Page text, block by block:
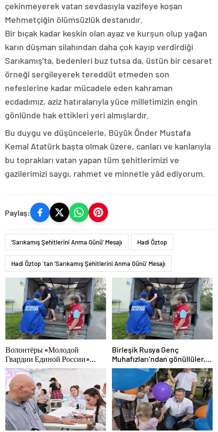
çekinmeyerek vatan sevdasıyla vazifeye koşan
Mehmetçiğin ölümsüzlük destanıdır.
Bir bıçak kadar keskin olan ayaz ve kurşun olup yağan
karın düşman silahından daha çok kayıp verdirdiği
Sarıkamış’ta, bedenleri buz tutsa da, üstün bir cesaret
örneği sergileyerek tereddüt etmeden son
nefeslerine kadar mücadele eden kahraman
ecdadımız, aziz hatıralarıyla yüce milletimizin engin
gönlünde hak ettikleri yeri almışlardır.
Bu duygu ve düşüncelerle, Büyük Önder Mustafa
Kemal Atatürk başta olmak üzere, canları ve kanlarıyla
bu toprakları vatan yapan tüm şehitlerimizi ve
gazilerimizi saygı, rahmet ve minnetle yâd ediyorum.
Paylaş:
‘Sarıkamış Şehitlerini Anma Günü’ Mesajı Hadi Öztop
Hadi Öztop `tan ‘Sarıkamış Şehitlerini Anma Günü’ Mesajı
Волонтёры «Молодой
Гвардии Единой России»
ликвидируют последствия
паводков на Урале и Дальнем
Востоке
Birleşik Rusya Genç
Muhafızları’ndan gönüllüler,
Ural ve Uzak Doğu’daki
sellerin sonuçlarını ortadan
kaldırmaya yardımcı oluyor